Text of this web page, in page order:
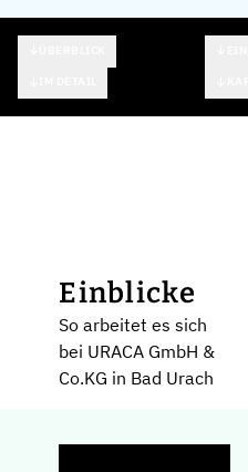
Einblicke
So arbeitet es sich
bei URACA GmbH &
Co.KG in Bad Urach